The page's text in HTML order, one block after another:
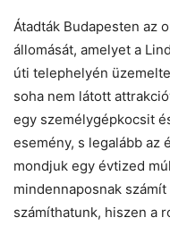
Átadták Budapesten az
állomását, amelyet a
úti telephelyén
soha nem látott
egy személygépkocsit
esemény, s legalább az
mondjuk egy évtized
mindennaposnak
számíthatunk, hiszen a